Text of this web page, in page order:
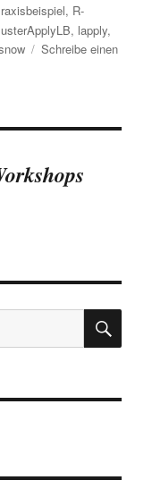
, R-
, lapply,
Schreibe einen